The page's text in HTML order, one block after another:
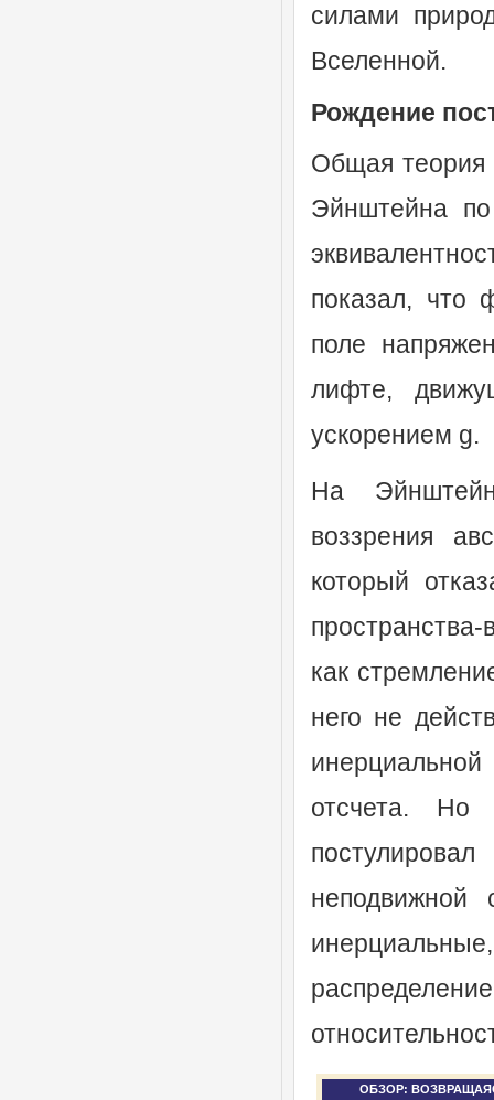
силами
Вселенной.
Рождение
Общая теория
Эйнштейна
показал, что
поле
лифте,
ускорением g.
На
воззрения
который
как
него не
отсчета.
неподвижной
ОБЗОР: